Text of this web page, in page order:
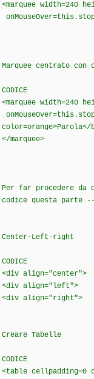
<marquee width=240
Marquee centrato con
CODICE
<marquee width=240
</marquee>
Per far procedere
codice questa parte
Center-Left-right
CODICE
<div align="center">
<div align="left">
<div align="right">
Creare Tabelle
CODICE
<table cellpadding=0